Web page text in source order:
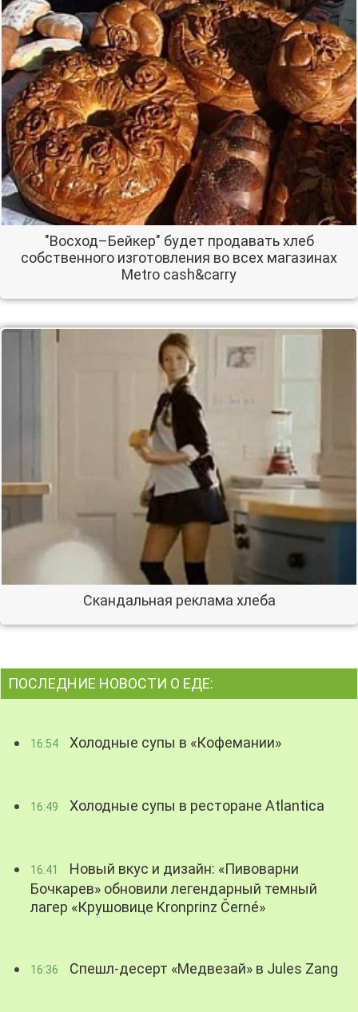
"Восход–Бейкер" будет продавать хлеб
собственного изготовления во всех магазинах
Metro сash&сarry
Скандальная реклама хлеба
ПОСЛЕДНИЕ НОВОСТИ О ЕДЕ:
16:54 Холодные супы в «Кофемании»
16:49 Холодные супы в ресторане Atlantica
16:41
Новый вкус и дизайн: «Пивоварни
Бочкарев» обновили легендарный темный
лагер «Крушовице Kronprinz Černé»
16:36 Спешл-десерт «Медвезай» в Jules Zang